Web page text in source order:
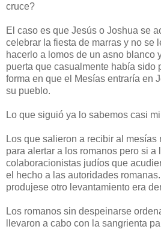
cruce?
El caso es que Jesús o Joshua se
celebrar la fiesta de marras y no se
hacerlo a lomos de un asno blanco
puerta que casualmente había sido
forma en que el Mesías entraría en
su pueblo.
Lo que siguió ya lo sabemos casi
Los que salieron a recibir al mesías
para alertar a los romanos pero si a
colaboracionistas judíos que
el hecho a las autoridades
produjese otro levantamiento era
Los romanos sin despeinarse
llevaron a cabo con la sangrienta